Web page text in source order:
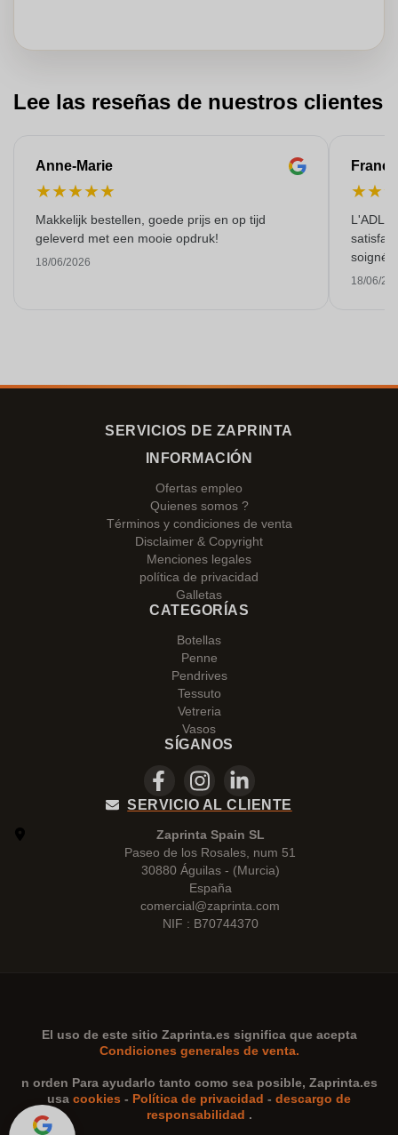
Lee las reseñas de nuestros clientes
Anne-Marie
★★★★★
Makkelijk bestellen, goede prijs en op tijd
geleverd met een mooie opdruk!
18/06/2026
★★
L'ADL
soigné
18/06/
SERVICIOS DE ZAPRINTA
INFORMACIÓN
Ofertas empleo
Quienes somos ?
Términos y condiciones de venta
Disclaimer & Copyright
Menciones legales
política de privacidad
Galletas
CATEGORÍAS
Botellas
Penne
Pendrives
Tessuto
Vetreria
Vasos
SÍGANOS
SERVICIO AL CLIENTE
Zaprinta Spain SL
Paseo de los Rosales, num 51
30880 Águilas - (Murcia)
España
comercial@zaprinta.com
NIF : B70744370
El uso de este sitio Zaprinta.es significa que acepta
Condiciones generales de venta.
n orden Para ayudarlo tanto como sea posible, Zaprinta.es
usa cookies - Política de privacidad - descargo de
responsabilidad .